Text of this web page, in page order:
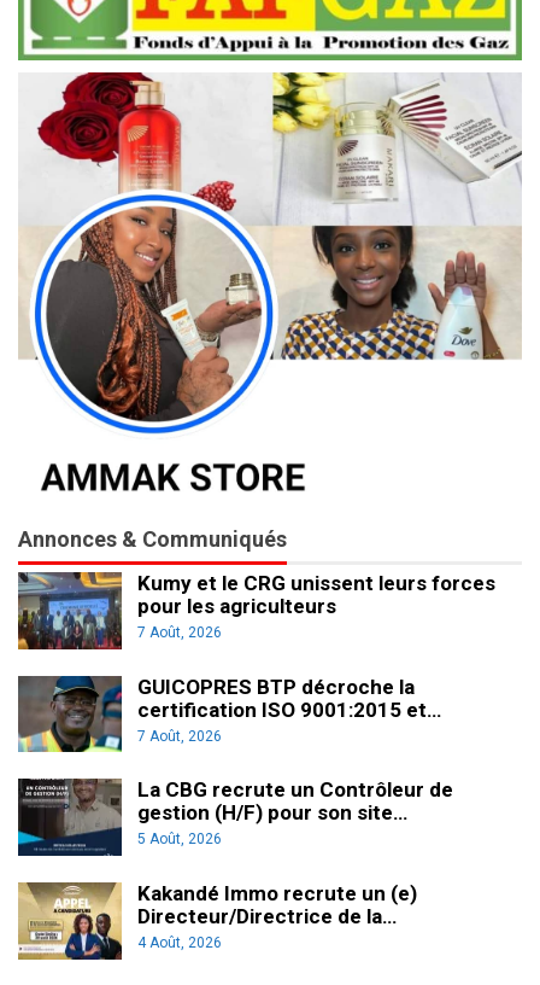
Annonces & Communiqués
Kumy et le CRG unissent leurs forces
pour les agriculteurs
7 Août, 2026
GUICOPRES BTP décroche la
certification ISO 9001:2015 et…
7 Août, 2026
La CBG recrute un Contrôleur de
gestion (H/F) pour son site…
5 Août, 2026
Kakandé Immo recrute un (e)
Directeur/Directrice de la…
4 Août, 2026